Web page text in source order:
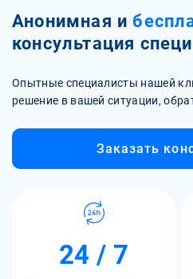
Анонимная и
консультация
Опытные специалисты нашей
решение в вашей ситуации,
Заказать
24 / 7